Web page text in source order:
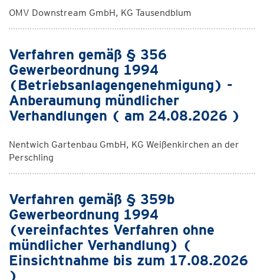
OMV Downstream GmbH, KG Tausendblum
Verfahren gemäß § 356
Gewerbeordnung 1994
(Betriebsanlagengenehmigung) -
Anberaumung mündlicher
Verhandlungen ( am 24.08.2026 )
Nentwich Gartenbau GmbH, KG Weißenkirchen an der
Perschling
Verfahren gemäß § 359b
Gewerbeordnung 1994
(vereinfachtes Verfahren ohne
mündlicher Verhandlung) (
Einsichtnahme bis zum 17.08.2026
)